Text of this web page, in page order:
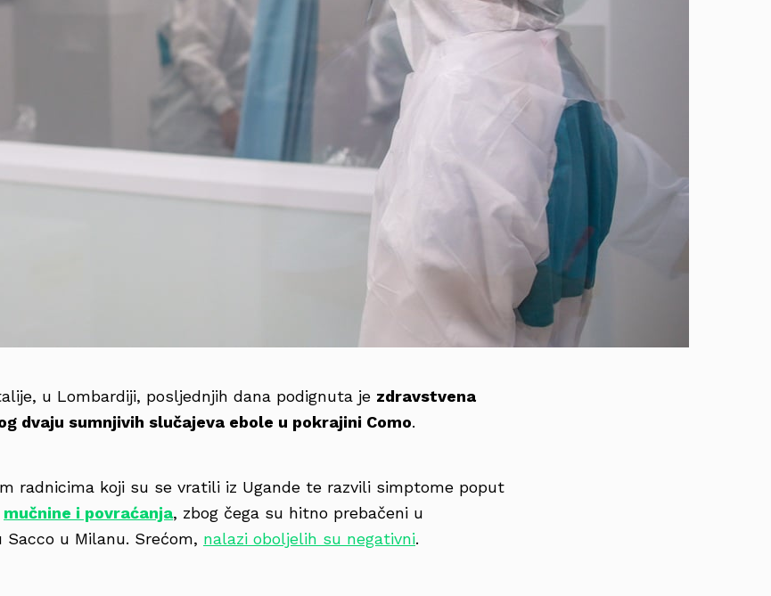
u Lombardiji, posljednjih dana podignuta je zdravstvena
dvaju sumnjivih slučajeva ebole u pokrajini Como.
radnicima koji su se vratili iz Ugande te razvili simptome poput
mučnine i povraćanja, zbog čega su hitno prebačeni u
u Milanu. Srećom, nalazi oboljelih su negativni.